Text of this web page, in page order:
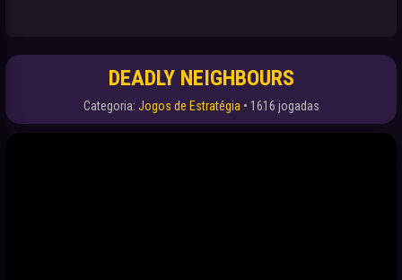
DEADLY NEIGHBOURS
Categoria: Jogos de Estratégia • 1616 jogadas